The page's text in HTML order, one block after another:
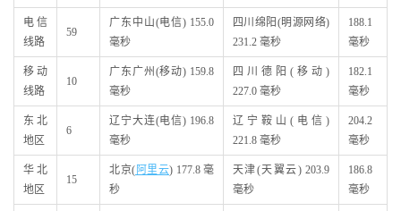
电信
线路
59
广东中山(电信) 155.0
毫秒
四川绵阳(明源网络)
231.2 毫秒
188.1
毫秒
移动
线路
10
广东广州(移动) 159.8
毫秒
四川德阳(移动)
227.0 毫秒
182.1
毫秒
东北
地区
6
辽宁大连(电信) 196.8
毫秒
辽宁鞍山(电信)
221.8 毫秒
204.2
毫秒
华北
地区
15
北京( 阿里云) 177.8 毫
秒
天津(天翼云) 203.9
毫秒
186.8
毫秒